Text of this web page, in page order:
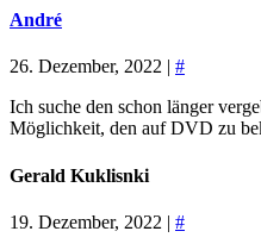
André
26. Dezember, 2022 | #
Ich suche den schon länger
Möglichkeit, den auf DVD zu
Gerald Kuklisnki
19. Dezember, 2022 | #